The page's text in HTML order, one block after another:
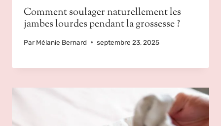
Comment soulager naturellement les
jambes lourdes pendant la grossesse ?
Par Mélanie Bernard septembre 23, 2025